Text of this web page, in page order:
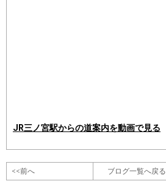
JR三ノ宮駅からの道案内を動画で見る
<<前へ ブログ一覧へ戻る